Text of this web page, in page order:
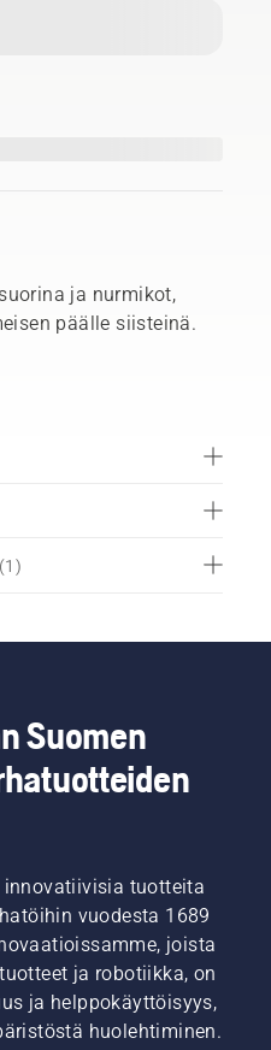
ja nurmikot,
päälle siisteinä.
1 )
Suomen
tuotteita
vuodesta 1689
joista
ja robotiikka, on
ja helppokäyttöisyys,
huolehtiminen.